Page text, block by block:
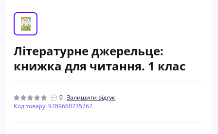
Літературне джерельце:
книжка для читання. 1 клас
0 Залишити відгук
Код товару: 9789660735767